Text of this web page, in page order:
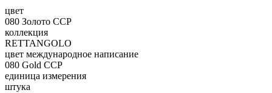
цвет
080 Золото CCP
коллекция
RETTANGOLO
цвет международное написание
080 Gold CCP
единица измерения
штука